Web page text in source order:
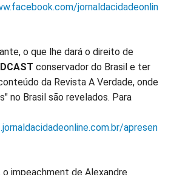
jornaldacidadeonlin
o que lhe dará o direito de
conservador do Brasil e ter
da Revista A Verdade, onde
no Brasil são revelados. Para
apresen
o impeachment de Alexandre